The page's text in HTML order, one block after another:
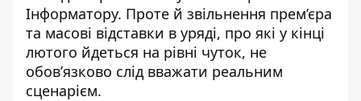
Інформатору. Проте й звільнення прем’єра
та масові відставки в уряді, про які у кінці
лютого йдеться на рівні чуток, не
обов’язково слід вважати реальним
сценарієм.